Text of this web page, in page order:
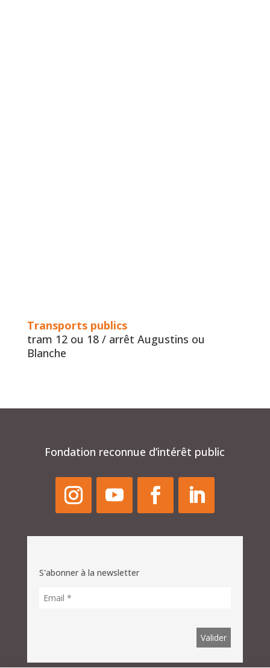
Transports publics
tram 12 ou 18 / arrêt Augustins ou
Blanche
Fondation reconnue d’intérêt public
S'abonner à la newsletter